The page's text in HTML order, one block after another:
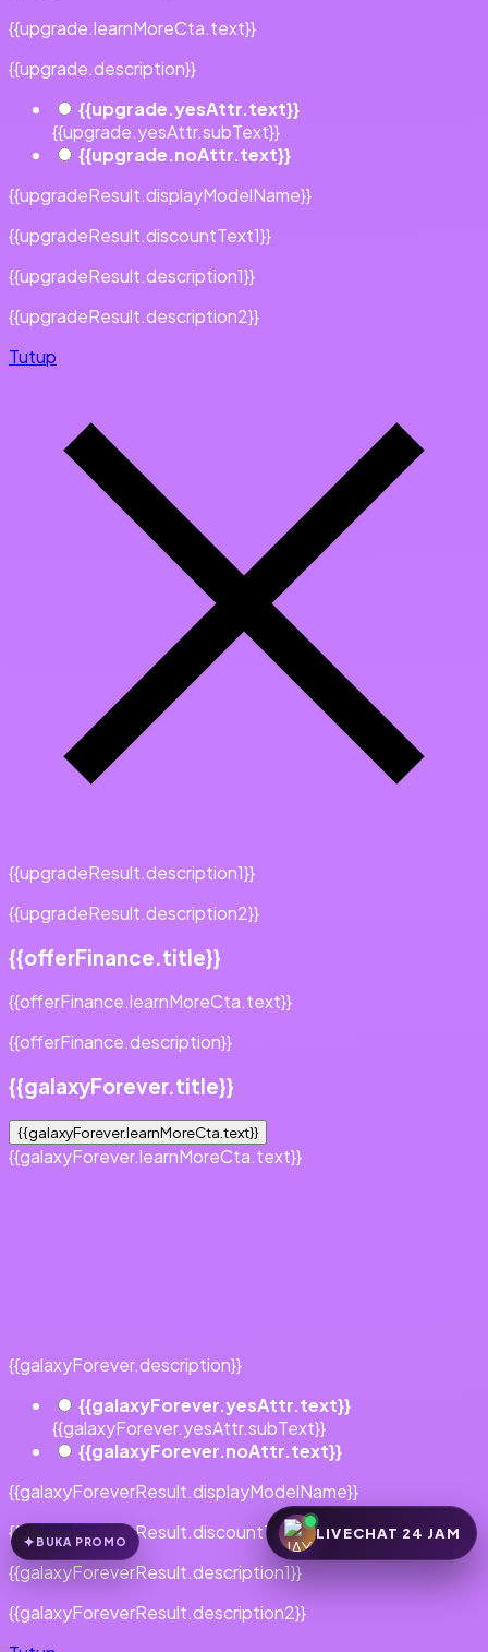
{{upgrade.learnMoreCta.text}}
{{upgrade.description}}
{{upgrade.yesAttr.text}}
{{upgrade.yesAttr.subText}}
{{upgrade.noAttr.text}}
{{upgradeResult.displayModelName}}
{{upgradeResult.discountText1}}
{{upgradeResult.description1}}
{{upgradeResult.description2}}
Tutup
{{upgradeResult.description1}}
{{upgradeResult.description2}}
{{offerFinance.title}}
{{offerFinance.learnMoreCta.text}}
{{offerFinance.description}}
{{galaxyForever.title}}
{{galaxyForever.learnMoreCta.text}}
{{galaxyForever.learnMoreCta.text}}
{{galaxyForever.description}}
{{galaxyForever.yesAttr.text}}
{{galaxyForever.yesAttr.subText}}
{{galaxyForever.noAttr.text}}
{{galaxyForeverResult.displayModelName}}
{{galaxyForeverResult.discountText1}}
{{galaxyForeverResult.description1}}
{{galaxyForeverResult.description2}}
BUKA PROMO LIVECHAT 24 JAM